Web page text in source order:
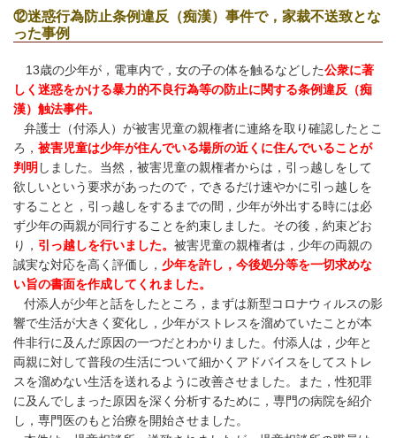
⑫迷惑行為防止条例違反（痴漢）事件で，家裁不送致とな
った事例
13歳の少年が，電車内で，女の子の体を触るなどした公衆に著
しく迷惑をかける暴力的不良行為等の防止に関する条例違反（痴
漢） 触法事件。
弁護士（付添人）が被害児童の親権者に連絡を取り確認したとこ
ろ， 被害児童は少年が住んでいる場所の近くに住んでいることが
判明 しました。当然，被害児童の親権者からは，引っ越しをして
欲しいという要求があったので，できるだけ速やかに引っ越しを
することと，引っ越しをするまでの間，少年が外出する時には必
ず少年の両親が同行することを約束しました。その後，約束どお
り， 引っ越しを行いました。 被害児童の親権者は，少年の両親の
誠実な対応を高く評価し， 少年を許し，今後処分等を一切求めな
い旨の書面を作成してくれました。
付添人が少年と話をしたところ，まずは新型コロナウィルスの影
響で生活が大きく変化し，少年がストレスを溜めていたことが本
件非行に及んだ原因の一つだとわかりました。付添人は，少年と
両親に対して普段の生活について細かくアドバイスをしてストレ
スを溜めない生活を送れるように改善させました。また，性犯罪
に及んでしまった原因を深く分析するために，専門の病院を紹介
し，専門医のもと治療を開始させました。